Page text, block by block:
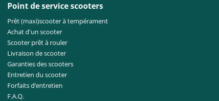
Point de service scooters
Prêt (maxi)scooter à tempérament
Achat d'un scooter
Scooter prêt à rouler
Livraison de scooter
Garanties des scooters
Entretien du scooter
Forfaits d’entretien
F.A.Q.